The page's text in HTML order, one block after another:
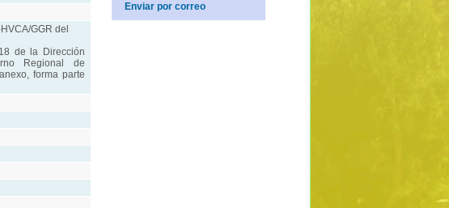
GGR del
de la Dirección
Regional de
forma parte
Enviar por correo